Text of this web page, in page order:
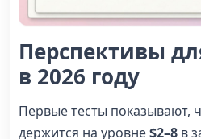
Перспективы
в 2026 году
Первые тесты показывают,
держится на уровне$2–8 в